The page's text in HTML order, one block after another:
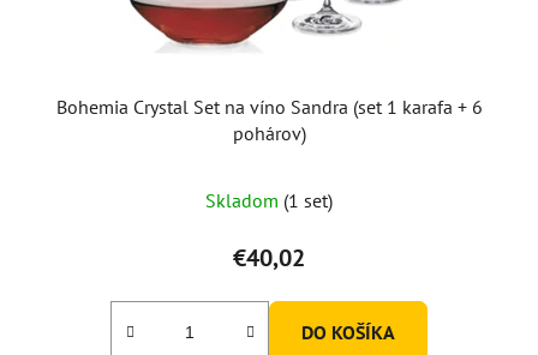
Bohemia Crystal Set na víno Sandra (set 1 karafa + 6
pohárov)
hodnotenie
produktu
je
5,0
Skladom (1 set)
€40,02
DO KOŠÍKA